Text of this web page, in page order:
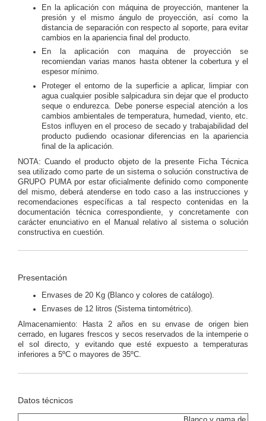
En la aplicación con máquina de proyección, mantener la
presión y el mismo ángulo de proyección, así como la
distancia de separación con respecto al soporte, para evitar
cambios en la apariencia final del producto.
En la aplicación con maquina de proyección se
recomiendan varias manos hasta obtener la cobertura y el
espesor mínimo.
Proteger el entorno de la superficie a aplicar, limpiar con
agua cualquier posible salpicadura sin dejar que el producto
seque o endurezca. Debe ponerse especial atención a los
cambios ambientales de temperatura, humedad, viento, etc.
Estos influyen en el proceso de secado y trabajabilidad del
producto pudiendo ocasionar diferencias en la apariencia
final de la aplicación.
NOTA: Cuando el producto objeto de la presente Ficha Técnica
sea utilizado como parte de un sistema o solución constructiva de
GRUPO PUMA por estar oficialmente definido como componente
del mismo, deberá atenderse en todo caso a las instrucciones y
recomendaciones específicas a tal respecto contenidas en la
documentación técnica correspondiente, y concretamente con
carácter enunciativo en el Manual relativo al sistema o solución
constructiva en cuestión.
Presentación
Envases de 20 Kg (Blanco y colores de catálogo).
Envases de 12 litros (Sistema tintométrico).
Almacenamiento: Hasta 2 años en su envase de origen bien
cerrado, en lugares frescos y secos reservados de la intemperie o
el sol directo, y evitando que esté expuesto a temperaturas
inferiores a 5ºC o mayores de 35ºC.
Datos técnicos